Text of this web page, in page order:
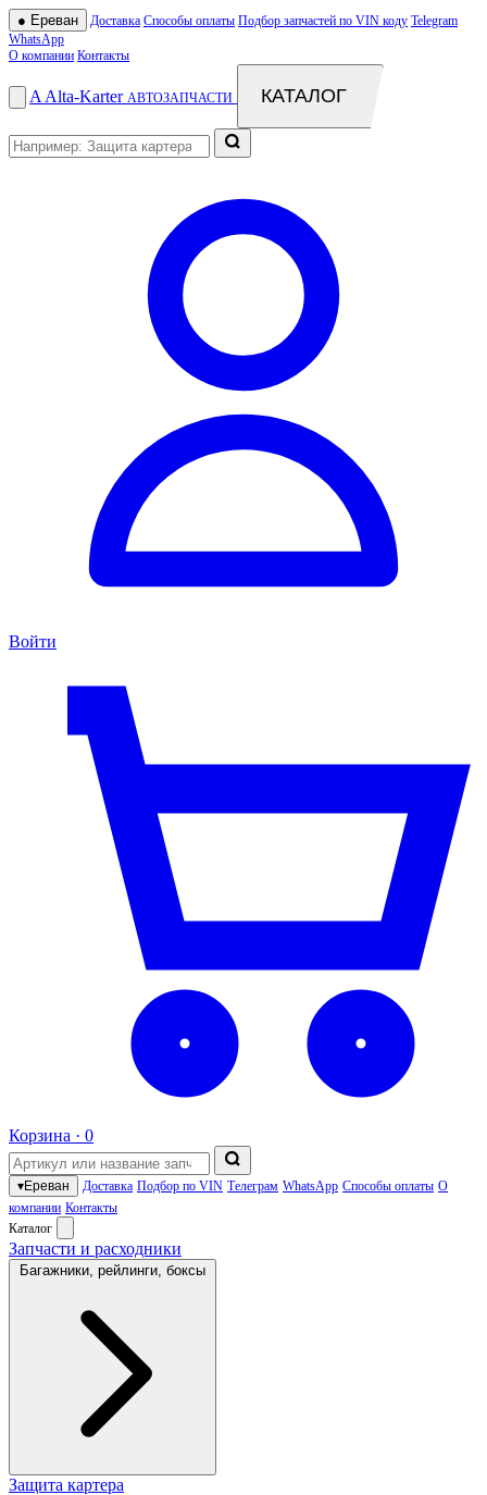
● Ереван Доставка Способы оплаты Подбор запчастей по VIN коду Telegram
WhatsApp
О компании Контакты
A Alta-Karter АВТОЗАПЧАСТИ КАТАЛОГ
Войти
Корзина · 0
▾Ереван Доставка Подбор по VIN Телеграм WhatsApp Способы оплаты О
компании Контакты
Каталог
Запчасти и расходники
Багажники, рейлинги, боксы
Защита картера